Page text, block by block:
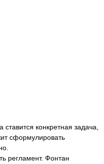
конкретная задача,
сформулировать
Фонтан